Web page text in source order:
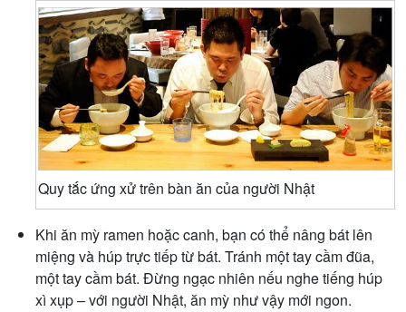
Quy tắc ứng xử trên bàn ăn của người Nhật
Khi ăn mỳ ramen hoặc canh, bạn có thể nâng bát lên
miệng và húp trực tiếp từ bát. Tránh một tay cầm đũa,
một tay cầm bát. Đừng ngạc nhiên nếu nghe tiếng húp
xì xụp – với người Nhật, ăn mỳ như vậy mới ngon.